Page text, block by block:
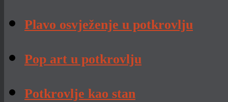
Plavo osvježenje u potkrovlju
Pop art u potkrovlju
Potkrovlje kao stan